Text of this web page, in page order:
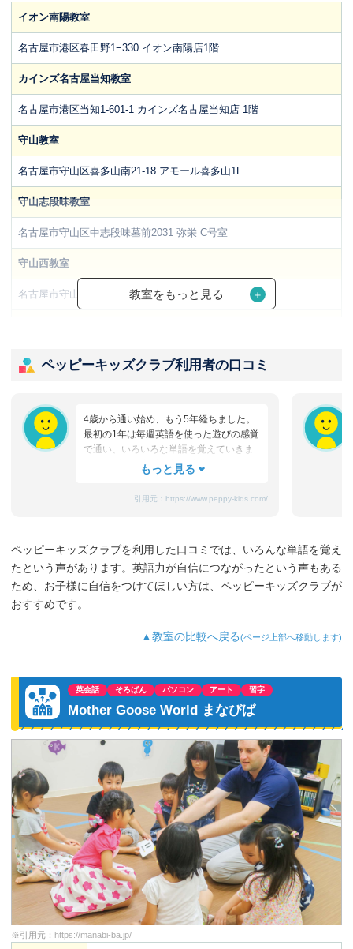
イオン南陽教室
名古屋市港区春田野1−330 イオン南陽店1階
カインズ名古屋当知教室
名古屋市港区当知1-601-1 カインズ名古屋当知店 1階
守山教室
名古屋市守山区喜多山南21-18 アモール喜多山1F
守山志段味教室
名古屋市守山区中志段味墓前2031 弥栄 C号室
守山西教室
名古屋市守山区鳥神町86 クレア武藤1F東
名古屋市瑞穂区牛巻町7−1 牛巻団地2号棟104号室
名古屋市西区那古野1丁目14-18 209号室
比良味鋺教室
名古屋市西区比良3-63 アーバンライトビル1F
アオキスーパー千代が丘教室
名古屋市千種区千代が丘5-50 アオキスーパー千代が丘
ヨシヅヤ太平通り教室
名古屋市中川区宮脇町2−11 ヨシヅヤ太平通り店3階
フィールアイアイプラザ教室
名古屋市中川区野田1-250 フィール アイアイプラザ 2階
中村教室
名古屋市中村区東宿町2-120 第五豊栄マンション1号室
天白植田教室
名古屋市天白区井口1-604 メゾンクロード 102
大曽根教室
教室をもっと見る
ペッピーキッズクラブ利用者の口コミ
4歳から通い始め、もう5年経ちました。
最初の1年は毎週英語を使った遊びの感覚
で通い、いろいろな単語を覚えていきま
した。2年～3年後は妹に先生の真似をし
ァベットを2人で大きな声で復唱していま
通っています。習い事で英語・習字・ス
イミングに通っているので『部活動が始
まったらどれか辞める?』と娘に聞くと
からも成長して欲しいと思います。
引用元： https://www.peppy-kids.com/
ペッピーキッズクラブを利用した口コミでは、いろんな単語を覚え
たという声があります。英語力が自信につながったという声もある
ため、お子様に自信をつけてほしい方は、ペッピーキッズクラブが
おすすめです。
▲教室の比較へ戻る(ページ上部へ移動します)
英会話 そろばん パソコン アート 習字
Mother Goose World まなびば
※引用元： https://manabi-ba.jp/